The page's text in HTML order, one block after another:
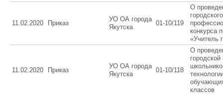
11.02.2020 Приказ
УО ОА города
Якутска
01-10/119
О
городского
конкурса
«Учитель
11.02.2020 Приказ
УО ОА города
Якутска
01-10/118
О
классов